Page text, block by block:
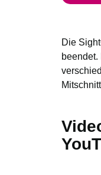
Die
beendet.